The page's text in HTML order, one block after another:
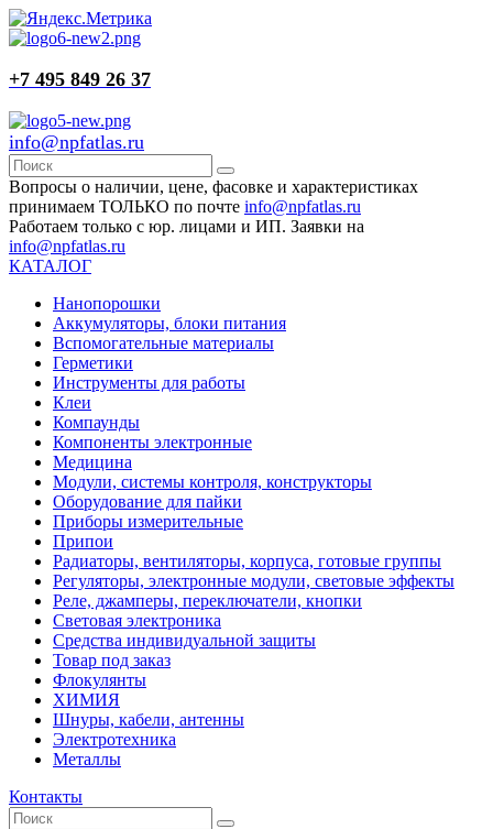
+7 495 849 26 37
info@npfatlas.ru
Вопросы о наличии, цене, фасовке и характеристиках
принимаем ТОЛЬКО по почте info@npfatlas.ru
Работаем только с юр. лицами и ИП. Заявки на
info@npfatlas.ru
КАТАЛОГ
Нанопорошки
Аккумуляторы, блоки питания
Вспомогательные материалы
Герметики
Инструменты для работы
Клеи
Компаунды
Компоненты электронные
Медицина
Модули, системы контроля, конструкторы
Оборудование для пайки
Приборы измерительные
Припои
Радиаторы, вентиляторы, корпуса, готовые группы
Регуляторы, электронные модули, световые эффекты
Реле, джамперы, переключатели, кнопки
Световая электроника
Средства индивидуальной защиты
Товар под заказ
Флокулянты
ХИМИЯ
Шнуры, кабели, антенны
Электротехника
Металлы
Контакты